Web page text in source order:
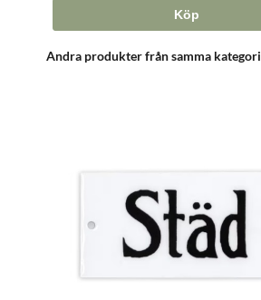
Köp
Andra produkter från samma kategori